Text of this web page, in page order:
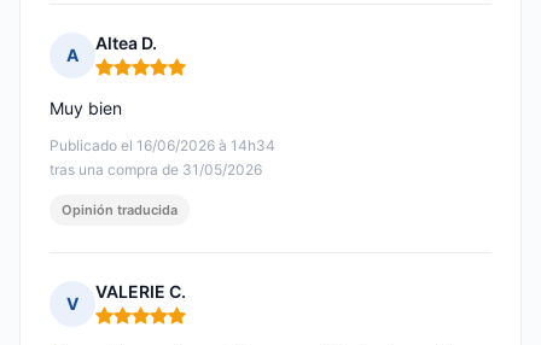
A
Altea D.
Nota: 5 de 5
Publicado el 16/06/2026 à 14h34
tras una compra de 31/05/2026
Muy bien
Opinión traducida
V
VALERIE C.
Nota: 5 de 5